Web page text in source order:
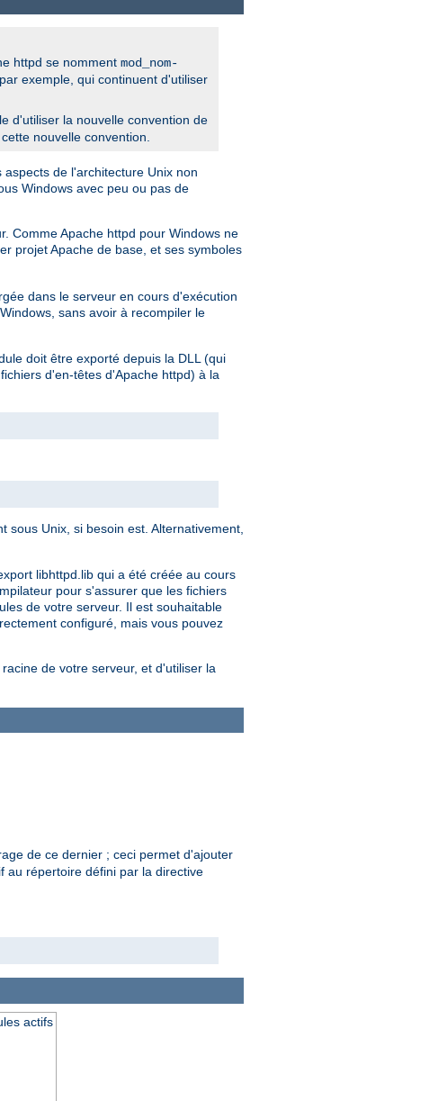
httpd se nomment mod_nom-
exemple, qui continuent d'utiliser
d'utiliser la nouvelle convention de
nouvelle convention.
de l'architecture Unix non
Windows avec peu ou pas de
Comme Apache httpd pour Windows ne
projet Apache de base, et ses symboles
dans le serveur en cours d'exécution
sans avoir à recompiler le
doit être exporté depuis la DLL (qui
d'en-têtes d'Apache httpd) à la
Unix, si besoin est. Alternativement,
libhttpd.lib qui a été créée au cours
pour s'assurer que les fichiers
de votre serveur. Il est souhaitable
configuré, mais vous pouvez
racine de votre serveur, et d'utiliser la
de ce dernier ; ceci permet d'ajouter
au répertoire défini par la directive
actifs